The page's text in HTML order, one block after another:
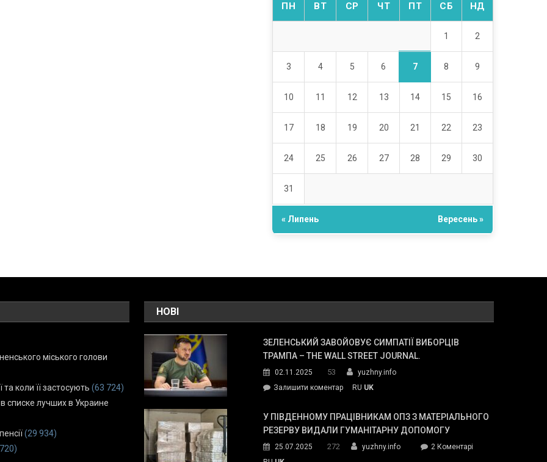
ПН ВТ СР ЧТ ПТ СБ НД
1 2
3 4 5 6 7 8 9
10 11 12 13 14 15 16
17 18 19 20 21 22 23
24 25 26 27 28 29 30
31
« Липень Вересень »
міського голови
коли її застосують (63 724)
списке лучших в Украине
(29 934)
НОВІ
ЗЕЛЕНСЬКИЙ ЗАВОЙОВУЄ СИМПАТІЇ ВИБОРЦІВ
ТРАМПА – THE WALL STREET JOURNAL.
02.11.2025 53
yuzhny.info
Залишити коментарon
завойовує
симпатії
Трампа
RU UK
У ПІВДЕННОМУ ПРАЦІВНИКАМ ОПЗ З МАТЕРІАЛЬНОГО
РЕЗЕРВУ ВИДАЛИ ГУМАНІТАРНУ ДОПОМОГУ
25.07.2025 272 yuzhny.info 2 Коментарідо